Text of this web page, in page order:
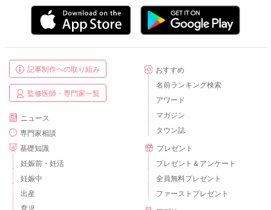
記事制作への取り組み
監修医師・専門家一覧
ニュース
専門家相談
基礎知識
妊娠前・妊活
妊娠中
出産
おすすめ
名前ランキング検索
アワード
マガジン
タウン誌
プレゼント
プレゼント＆アンケート
全員無料プレゼント
ファーストプレゼント